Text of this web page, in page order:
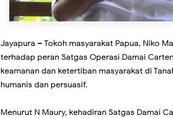
Jayapura – Tokoh masyarakat Papua, Niko
terhadap peran Satgas Operasi Damai
keamanan dan ketertiban masyarakat di
humanis dan persuasif.
Menurut N Maury, kehadiran Satgas Damai